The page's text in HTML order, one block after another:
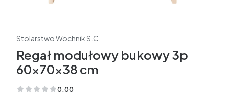
Stolarstwo Wochnik S.C.
Regał modułowy bukowy 3p
60x70x38 cm
0.00
(Oceny: 0 Recenzje: 0)